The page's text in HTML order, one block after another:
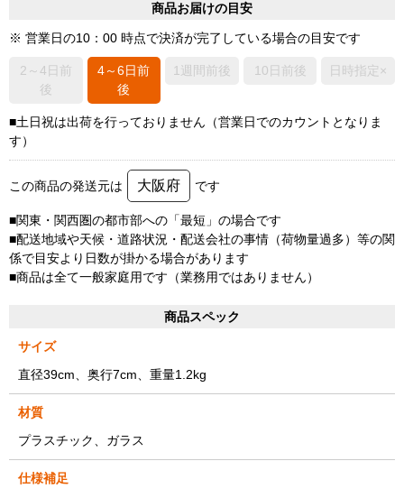
商品お届けの目安
※ 営業日の10：00 時点で決済が完了している場合の目安です
2～4日前
後
4～6日前
後
1週間前後 10日前後 日時指定×
■土日祝は出荷を行っておりません（営業日でのカウントとなりま
す）
この商品の発送元は 大阪府 です
■関東・関西圏の都市部への「最短」の場合です
■配送地域や天候・道路状況・配送会社の事情（荷物量過多）等の関
係で目安より日数が掛かる場合があります
■商品は全て一般家庭用です（業務用ではありません）
商品スペック
サイズ
直径39cm、奥行7cm、重量1.2kg
材質
プラスチック、ガラス
仕様補足